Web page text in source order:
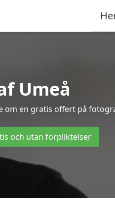
Umeå
om en gratis offert på
och utan förpliktelser